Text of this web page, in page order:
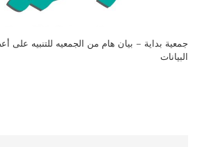
جمعية بداية – بيان هام من الجمعيه للتنبيه على
البيانات